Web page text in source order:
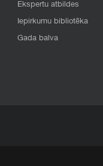
Ekspertu atbildes
Iepirkumu bibliotēka
Gada balva